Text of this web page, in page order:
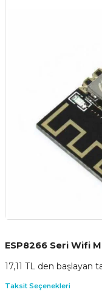
ESP8266 Seri Wifi
17,11 TL den başlayan
Taksit Seçenekleri